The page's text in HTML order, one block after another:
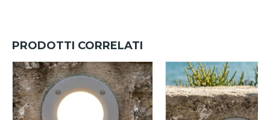
PRODOTTI CORRELATI